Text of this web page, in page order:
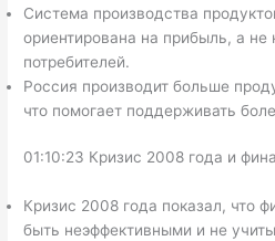
Система производства
ориентирована на прибыль, а не
потребителей.
Россия производит больше
что помогает поддерживать
01:10:23 Кризис 2008 года и
Кризис 2008 года показал, что
быть неэффективными и не